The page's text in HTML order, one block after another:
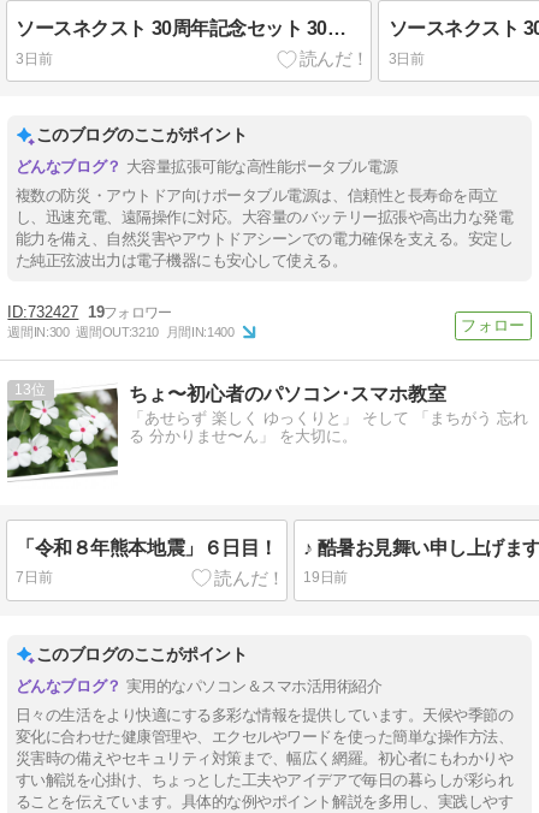
ソースネクスト 30周年記念セット 30周年プレミアムセット
3日前 3日前
このブログのここがポイント
大容量拡張可能な高性能ポータブル電源
複数の防災・アウトドア向けポータブル電源は、信頼性と長寿命を両立
し、迅速充電、遠隔操作に対応。大容量のバッテリー拡張や高出力な発電
能力を備え、自然災害やアウトドアシーンでの電力確保を支える。安定し
た純正弦波出力は電子機器にも安心して使える。
732427 19
週間IN:300 週間OUT:3210 月間IN:1400
13 ちょ〜初心者のパソコン･スマホ教室
「あせらず 楽しく ゆっくりと」 そして 「まちがう 忘れ
る 分かりませ〜ん」 を大切に。
「令和８年熊本地震」６日目！
7日前 19日前
このブログのここがポイント
実用的なパソコン＆スマホ活用術紹介
日々の生活をより快適にする多彩な情報を提供しています。天候や季節の
変化に合わせた健康管理や、エクセルやワードを使った簡単な操作方法、
災害時の備えやセキュリティ対策まで、幅広く網羅。初心者にもわかりや
すい解説を心掛け、ちょっとした工夫やアイデアで毎日の暮らしが彩られ
ることを伝えています。具体的な例やポイント解説を多用し、実践しやす